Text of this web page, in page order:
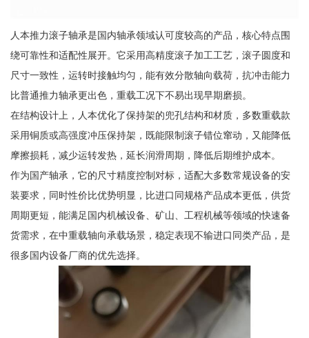
人本推力滚子轴承是国内轴承领域认可度较高的产品，核心特点围
绕可靠性和适配性展开。它采用高精度滚子加工工艺，滚子圆度和
尺寸一致性，运转时接触均匀，能有效分散轴向载荷，抗冲击能力
比普通推力轴承更出色，重载工况下不易出现早期磨损。
在结构设计上，人本优化了保持架的兜孔结构和材质，多数重载款
采用铜质或高强度冲压保持架，既能限制滚子错位窜动，又能降低
摩擦损耗，减少运转发热，延长润滑周期，降低后期维护成本。
作为国产轴承，它的尺寸精度控制对标，适配大多数常规设备的安
装要求，同时性价比优势明显，比进口同规格产品成本更低，供货
周期更短，能满足国内机械设备、矿山、工程机械等领域的快速备
货需求，在中重载轴向承载场景，稳定表现不输进口同类产品，是
很多国内设备厂商的优先选择。